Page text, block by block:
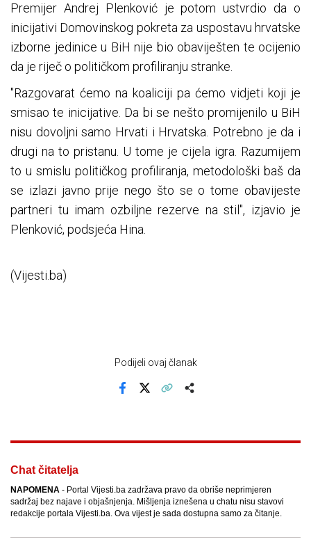
Premijer Andrej Plenković je potom ustvrdio da o
inicijativi Domovinskog pokreta za uspostavu hrvatske
izborne jedinice u BiH nije bio obaviješten te ocijenio
da je riječ o političkom profiliranju stranke.
"Razgovarat ćemo na koaliciji pa ćemo vidjeti koji je
smisao te inicijative. Da bi se nešto promijenilo u BiH
nisu dovoljni samo Hrvati i Hrvatska. Potrebno je da i
drugi na to pristanu. U tome je cijela igra. Razumijem
to u smislu političkog profiliranja, metodološki baš da
se izlazi javno prije nego što se o tome obavijeste
partneri tu imam ozbiljne rezerve na stil", izjavio je
Plenković, podsjeća Hina.
(Vijesti.ba)
Podijeli ovaj članak
Chat čitatelja
NAPOMENA - Portal Vijesti.ba zadržava pravo da obriše neprimjeren
sadržaj bez najave i objašnjenja. Mišljenja iznešena u chatu nisu stavovi
redakcije portala Vijesti.ba. Ova vijest je sada dostupna samo za čitanje.